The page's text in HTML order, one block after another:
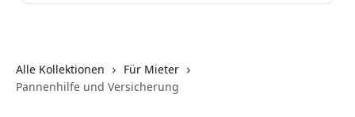
Alle Kollektionen
Für Mieter
Pannenhilfe und Versicherung